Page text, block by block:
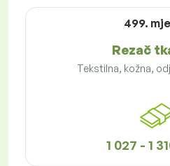
499.
Rezač
Tekstilna, kožna,
1 027 - 1